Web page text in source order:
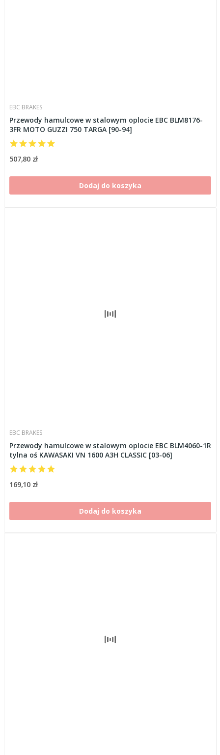
EBC BRAKES
Przewody hamulcowe w stalowym oplocie EBC BLM8176-
3FR MOTO GUZZI 750 TARGA [90-94]
507,80 zł
Dodaj do koszyka
EBC BRAKES
Przewody hamulcowe w stalowym oplocie EBC BLM4060-1R
tylna oś KAWASAKI VN 1600 A3H CLASSIC [03-06]
169,10 zł
Dodaj do koszyka